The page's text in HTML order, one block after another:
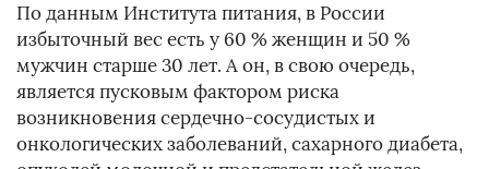
По данным Института питания, в России
избыточный вес есть у 60 % женщин и 50 %
мужчин старше 30 лет. А он, в свою очередь,
является пусковым фактором риска
возникновения сердечно-сосудистых и
онкологических заболеваний, сахарного диабета,